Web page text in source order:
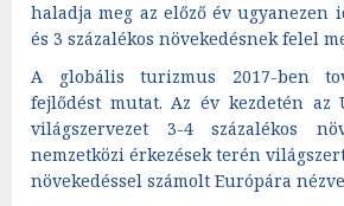
haladja meg az előző év ugyanezen
és 3 százalékos növekedésnek felel
A globális turizmus 2017-ben
fejlődést mutat. Az év kezdetén az
világszervezet 3-4 százalékos
nemzetközi érkezések terén
növekedéssel számolt Európára